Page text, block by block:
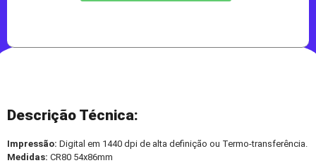
Descrição Técnica:
Impressão: Digital em 1440 dpi de alta definição ou Termo-transferência.
Medidas: CR80 54x86mm